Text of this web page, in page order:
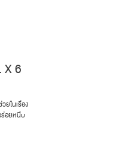
X 6
ยในเรื่อง
ร่อยหนึบ